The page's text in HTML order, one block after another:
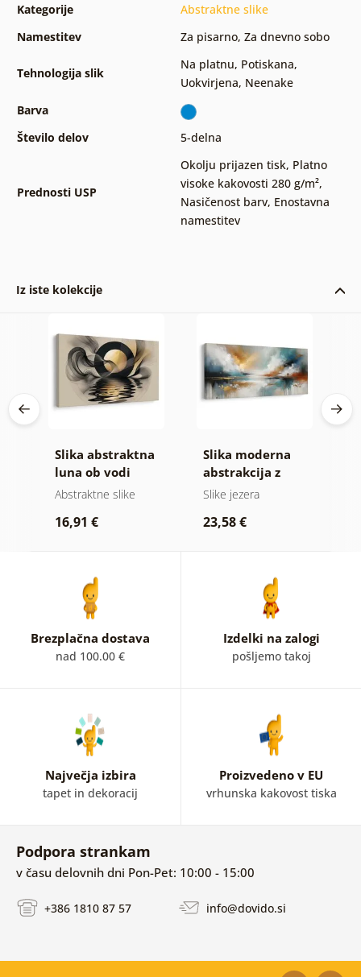
Kategorije
Abstraktne slike
Namestitev
Za pisarno, Za dnevno sobo
Tehnologija slik
Na platnu, Potiskana,
Uokvirjena, Neenake
Barva
Število delov
5-delna
Prednosti USP
Okolju prijazen tisk, Platno
visoke kakovosti 280 g/m²,
Nasičenost barv, Enostavna
namestitev
Iz iste kolekcije
Slika abstraktna
luna ob vodi
Abstraktne slike
16,91 €
Slika moderna
abstrakcija z
naravo
Slike jezera
23,58 €
Brezplačna dostava
nad 100.00 €
Izdelki na zalogi
pošljemo takoj
Največja izbira
tapet in dekoracij
Proizvedeno v EU
vrhunska kakovost tiska
Podpora strankam
v času delovnih dni Pon-Pet: 10:00 - 15:00
+386 1810 87 57 info@dovido.si